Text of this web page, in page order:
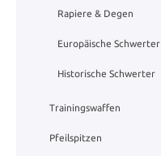
Rapiere & Degen
Europäische Schwerter
Historische Schwerter
Trainingswaffen
Pfeilspitzen